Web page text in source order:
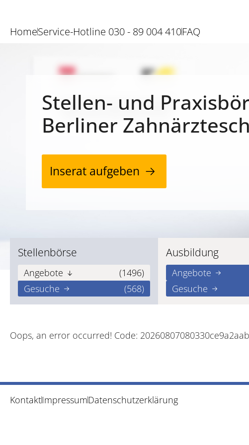
HomeService-Hotline 030 - 89 004 410FAQ
Stellen- und
Berliner
Inserat aufgeben
Stellenbörse
Angebote
(1496)
Gesuche
(568)
Ausbildung
Angebote
Gesuche
Oops, an error occurred! Code: 20260807080330ce9a2aab
KontaktImpressumDatenschutzerklärung